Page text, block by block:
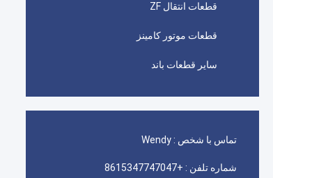
قطعات انتقال ZF
قطعات موتور کامینز
سایر قطعات باند
تماس با شخص : Wendy
شماره تلفن : +8615347747047